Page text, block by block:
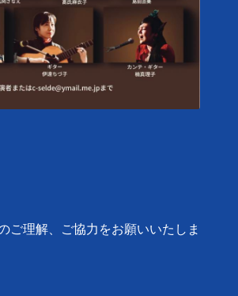
ご理解、ご協力をお願いいたしま